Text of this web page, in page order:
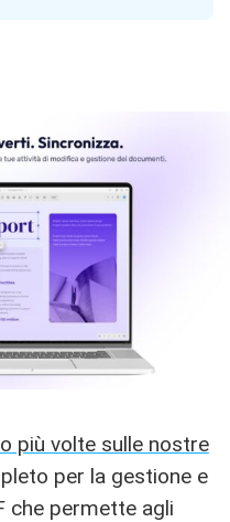
più volte sulle nostre
per la gestione e
che permette agli